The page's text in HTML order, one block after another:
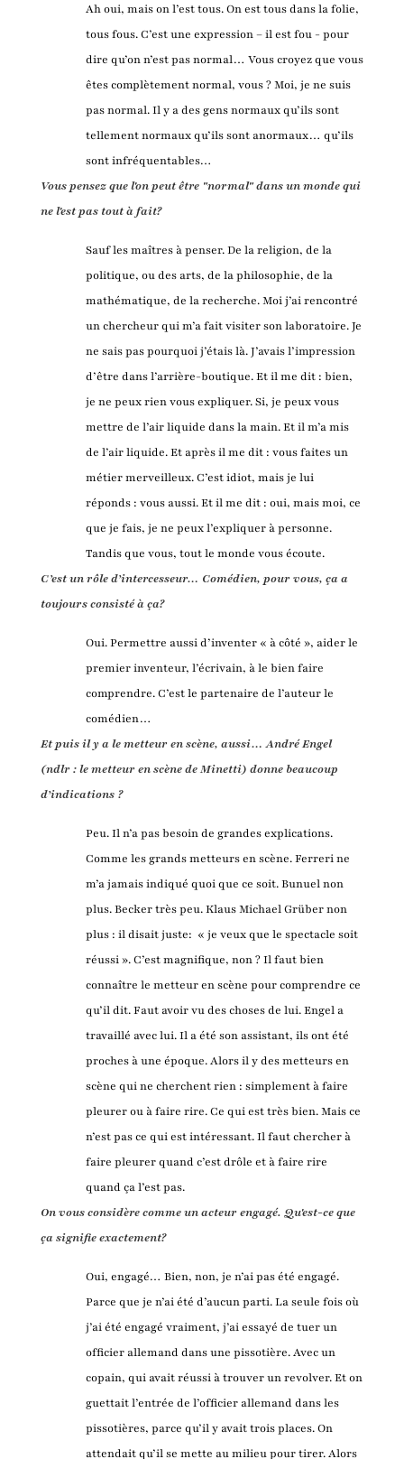
Ah oui, mais on l’est tous. On est tous dans la folie,
tous fous. C’est une expression – il est fou - pour
dire qu’on n’est pas normal… Vous croyez que vous
êtes complètement normal, vous ? Moi, je ne suis
pas normal. Il y a des gens normaux qu’ils sont
tellement normaux qu’ils sont anormaux… qu’ils
sont infréquentables…
Vous pensez que l'on peut être "normal" dans un monde qui
ne l'est pas tout à fait?
Sauf les maîtres à penser. De la religion, de la
politique, ou des arts, de la philosophie, de la
mathématique, de la recherche. Moi j’ai rencontré
un chercheur qui m’a fait visiter son laboratoire. Je
ne sais pas pourquoi j’étais là. J’avais l’impression
d’être dans l’arrière-boutique. Et il me dit : bien,
je ne peux rien vous expliquer. Si, je peux vous
mettre de l’air liquide dans la main. Et il m’a mis
de l’air liquide. Et après il me dit : vous faites un
métier merveilleux. C’est idiot, mais je lui
réponds : vous aussi. Et il me dit : oui, mais moi, ce
que je fais, je ne peux l’expliquer à personne.
Tandis que vous, tout le monde vous écoute.
C’est un rôle d’intercesseur… Comédien, pour vous, ça a
toujours consisté à ça?
Oui. Permettre aussi d’inventer « à côté », aider le
premier inventeur, l’écrivain, à le bien faire
comprendre. C’est le partenaire de l’auteur le
comédien…
Et puis il y a le metteur en scène, aussi… André Engel
(ndlr : le metteur en scène de Minetti) donne beaucoup
d’indications ?
Peu. Il n’a pas besoin de grandes explications.
Comme les grands metteurs en scène. Ferreri ne
m’a jamais indiqué quoi que ce soit. Bunuel non
plus. Becker très peu. Klaus Michael Grüber non
plus : il disait juste: « je veux que le spectacle soit
réussi ». C’est magnifique, non ? Il faut bien
connaître le metteur en scène pour comprendre ce
qu’il dit. Faut avoir vu des choses de lui. Engel a
travaillé avec lui. Il a été son assistant, ils ont été
proches à une époque. Alors il y des metteurs en
scène qui ne cherchent rien : simplement à faire
pleurer ou à faire rire. Ce qui est très bien. Mais ce
n’est pas ce qui est intéressant. Il faut chercher à
faire pleurer quand c’est drôle et à faire rire
quand ça l’est pas.
On vous considère comme un acteur engagé. Qu'est-ce que
ça signifie exactement?
Oui, engagé… Bien, non, je n’ai pas été engagé.
Parce que je n’ai été d’aucun parti. La seule fois où
j’ai été engagé vraiment, j’ai essayé de tuer un
officier allemand dans une pissotière. Avec un
copain, qui avait réussi à trouver un revolver. Et on
guettait l’entrée de l’officier allemand dans les
pissotières, parce qu’il y avait trois places. On
attendait qu’il se mette au milieu pour tirer. Alors